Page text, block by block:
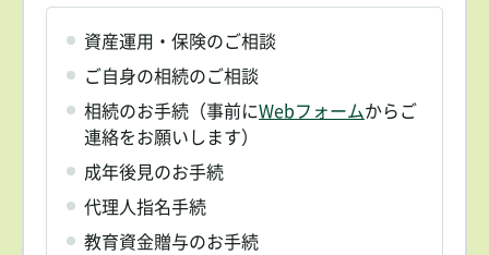
資産運用・保険のご相談
ご自身の相続のご相談
相続のお手続（事前にWebフォームからご
連絡をお願いします）
成年後見のお手続
代理人指名手続
教育資金贈与のお手続